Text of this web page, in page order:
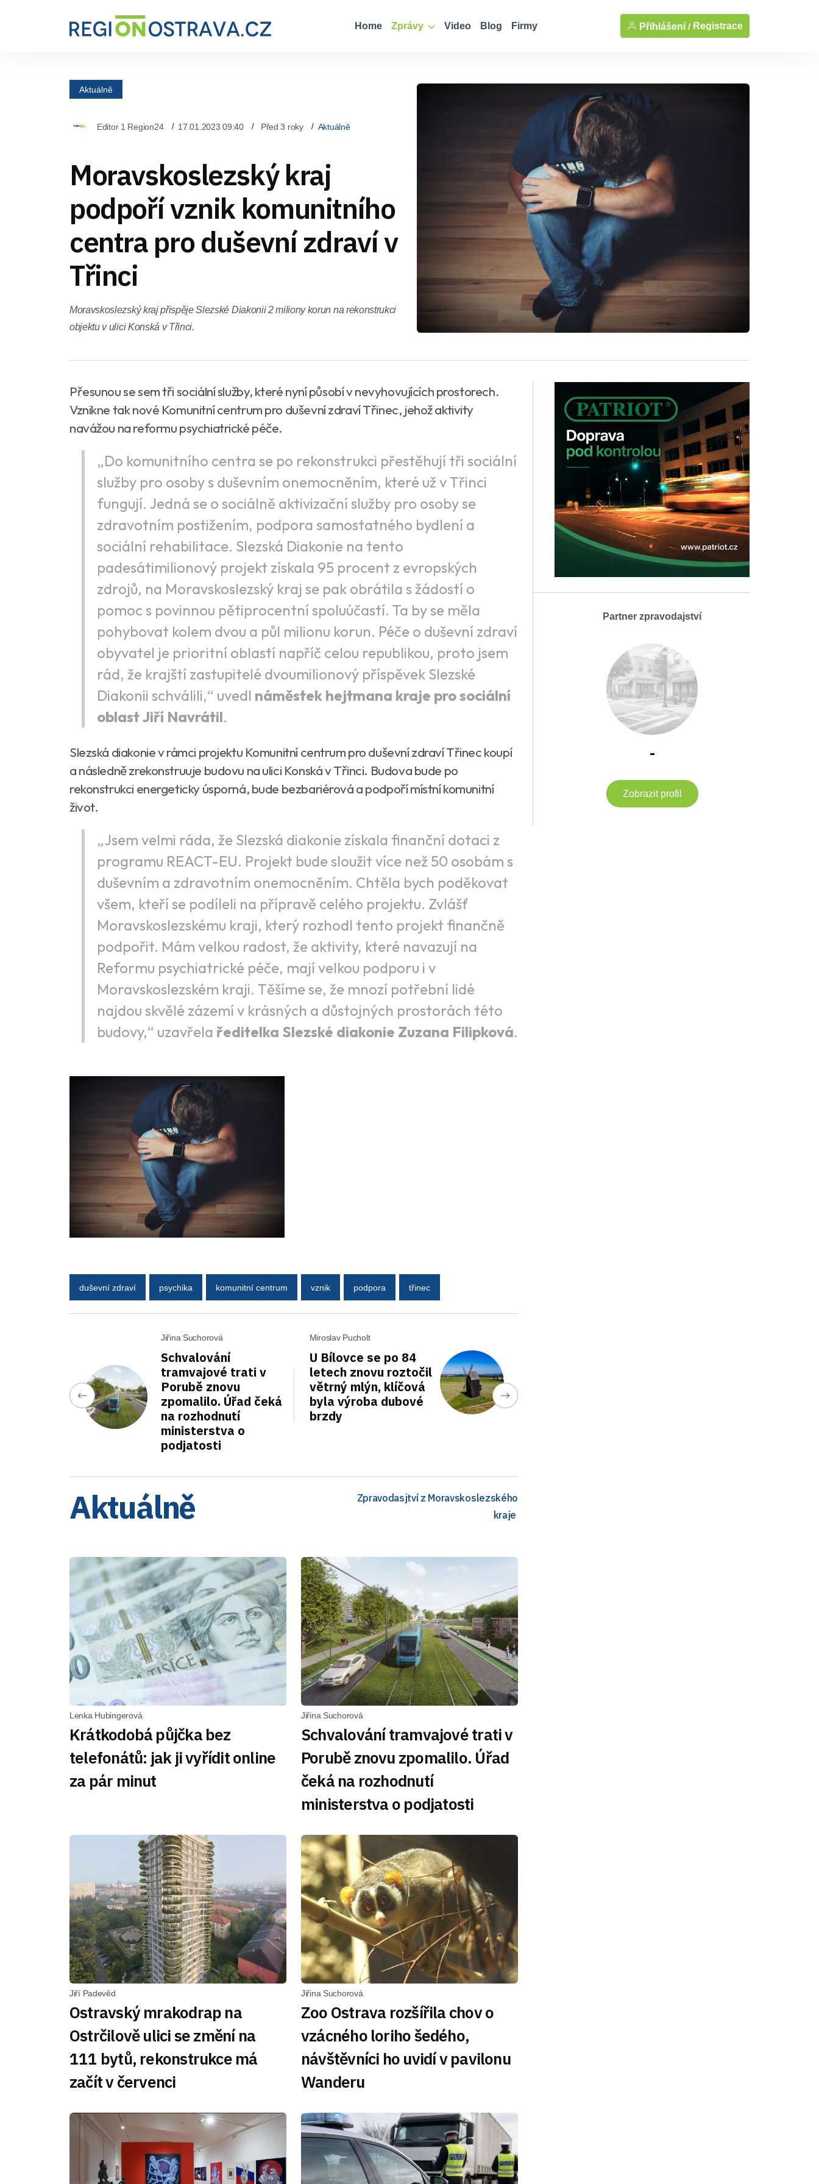
Home Zprávy Video Blog Firmy Přihlášení / Registrace
Aktuálně
Editor 1 Region24 17.01.2023 09:40 Před 3 roky Aktuálně
Moravskoslezský kraj
podpoří vznik komunitního
centra pro duševní zdraví v
Třinci
Moravskoslezský kraj přispěje Slezské Diakonii 2 miliony korun na rekonstrukci
objektu v ulici Konská v Třinci.
Přesunou se sem tři sociální služby, které nyní působí v nevyhovujících prostorech.
Vznikne tak nové Komunitní centrum pro duševní zdraví Třinec, jehož aktivity
navážou na reformu psychiatrické péče.
„Do komunitního centra se po rekonstrukci přestěhují tři sociální
služby pro osoby s duševním onemocněním, které už v Třinci
fungují. Jedná se o sociálně aktivizační služby pro osoby se
zdravotním postižením, podpora samostatného bydlení a
sociální rehabilitace. Slezská Diakonie na tento
padesátimilionový projekt získala 95 procent z evropských
zdrojů, na Moravskoslezský kraj se pak obrátila s žádostí o
pomoc s povinnou pětiprocentní spoluúčastí. Ta by se měla
pohybovat kolem dvou a půl milionu korun. Péče o duševní zdraví
obyvatel je prioritní oblastí napříč celou republikou, proto jsem
rád, že krajští zastupitelé dvoumilionový příspěvek Slezské
Diakonii schválili,“ uvedl náměstek hejtmana kraje pro sociální
oblast Jiří Navrátil.
Slezská diakonie v rámci projektu Komunitní centrum pro duševní zdraví Třinec koupí
a následně zrekonstruuje budovu na ulici Konská v Třinci. Budova bude po
rekonstrukci energeticky úsporná, bude bezbariérová a podpoří místní komunitní
život.
„Jsem velmi ráda, že Slezská diakonie získala finanční dotaci z
programu REACT-EU. Projekt bude sloužit více než 50 osobám s
duševním a zdravotním onemocněním. Chtěla bych poděkovat
všem, kteří se podíleli na přípravě celého projektu. Zvlášť
Moravskoslezskému kraji, který rozhodl tento projekt finančně
podpořit. Mám velkou radost, že aktivity, které navazují na
Reformu psychiatrické péče, mají velkou podporu i v
Moravskoslezském kraji. Těšíme se, že mnozí potřební lidé
najdou skvělé zázemí v krásných a důstojných prostorách této
budovy,“ uzavřela ředitelka Slezské diakonie Zuzana Filipková.
duševní zdraví psychika komunitní centrum vznik podpora třinec
Jiřina Suchorová
Schvalování
tramvajové trati v
Porubě znovu
zpomalilo. Úřad čeká
na rozhodnutí
ministerstva o
podjatosti
Miroslav Pucholt
U Bílovce se po 84
letech znovu roztočil
větrný mlýn, klíčová
byla výroba dubové
brzdy
Aktuálně
Zpravodasjtví z Moravskoslezského
kraje
Lenka Hubingerová
Krátkodobá půjčka bez
telefonátů: jak ji vyřídit online
za pár minut
Jiřina Suchorová
Schvalování tramvajové trati v
Porubě znovu zpomalilo. Úřad
čeká na rozhodnutí
ministerstva o podjatosti
Jiří Padevěd
Ostravský mrakodrap na
Ostrčilově ulici se změní na
111 bytů, rekonstrukce má
začít v červenci
Jiřina Suchorová
Zoo Ostrava rozšířila chov o
vzácného loriho šedého,
návštěvníci ho uvidí v pavilonu
Wanderu
Partner zpravodajství
-
Zobrazit profil